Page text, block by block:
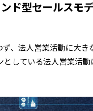
ド型セールスモ
、法人営業活動に大き
している法人営業活